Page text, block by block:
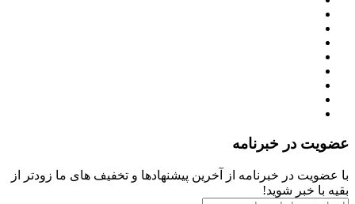
عضویت در خبرنامه
با عضویت در خبرنامه از آخرین پیشنهادها و تخفیف های ما زودتر از
بقیه با خبر شوید!